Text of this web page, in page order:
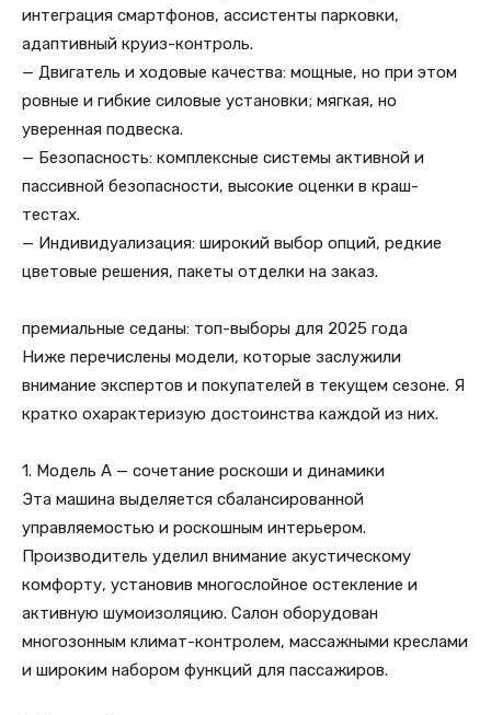
интеграция смартфонов, ассистенты парковки,
адаптивный круиз-контроль.
— Двигатель и ходовые качества: мощные, но при этом
ровные и гибкие силовые установки; мягкая, но
уверенная подвеска.
— Безопасность: комплексные системы активной и
пассивной безопасности, высокие оценки в краш-
тестах.
— Индивидуализация: широкий выбор опций, редкие
цветовые решения, пакеты отделки на заказ.
премиальные седаны: топ-выборы для 2025 года
Ниже перечислены модели, которые заслужили
внимание экспертов и покупателей в текущем сезоне. Я
кратко охарактеризую достоинства каждой из них.
1. Модель A — сочетание роскоши и динамики
Эта машина выделяется сбалансированной
управляемостью и роскошным интерьером.
Производитель уделил внимание акустическому
комфорту, установив многослойное остекление и
активную шумоизоляцию. Салон оборудован
многозонным климат-контролем, массажными креслами
и широким набором функций для пассажиров.